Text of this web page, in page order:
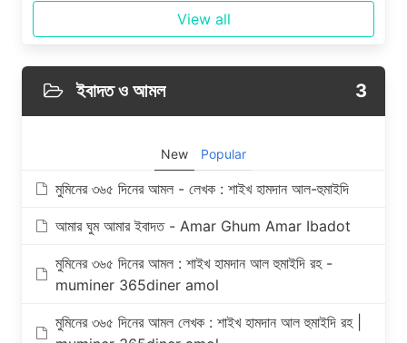
View all
ইবাদত ও আমল 3
New Popular
মুমিনের ৩৬৫ দিনের আমল - লেখক : শাইখ হামদান আল-হুমাইদি
আমার ঘুম আমার ইবাদত - Amar Ghum Amar Ibadot
মুমিনের ৩৬৫ দিনের আমল : শাইখ হামদান আল হুমাইদি রহ -
muminer 365diner amol
মুমিনের ৩৬৫ দিনের আমল লেখক : শাইখ হামদান আল হুমাইদি রহ |